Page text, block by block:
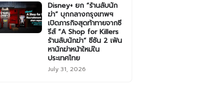
Disney+ ยก “ร้านลับนัก
ฆ่า” บุกกลางกรุงเทพฯ
เปิดภารกิจสุดท้าทายจากซี
รีส์ “A Shop for Killers
ร้านลับนักฆ่า” ซีซัน 2 เฟ้น
หานักฆ่าหน้าใหม่ใน
ประเทศไทย
July 31, 2026